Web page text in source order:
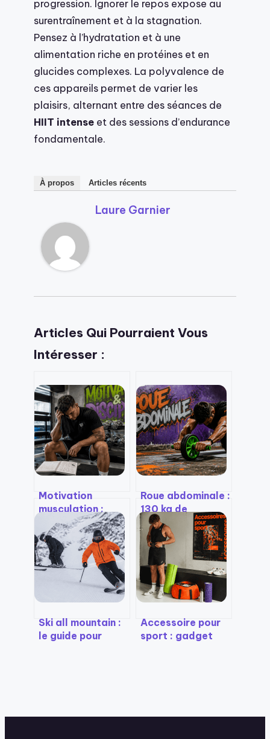
progression. Ignorer le repos expose au
surentraînement et à la stagnation.
Pensez à l’hydratation et à une
alimentation riche en protéines et en
glucides complexes. La polyvalence de
ces appareils permet de varier les
plaisirs, alternant entre des séances de
HIIT intense et des sessions d’endurance
fondamentale.
À propos Articles récents
Laure Garnier
Articles Qui Pourraient Vous
Intéresser :
Motivation
musculation :
l’erreur des 6
séances par
semaine qui vous
fera arrêter en 3
Roue abdominale :
130 kg de
résistance et 4
étapes pour un
gainage efficace
sans risque
Ski all mountain :
le guide pour
Accessoire pour
sport : gadget